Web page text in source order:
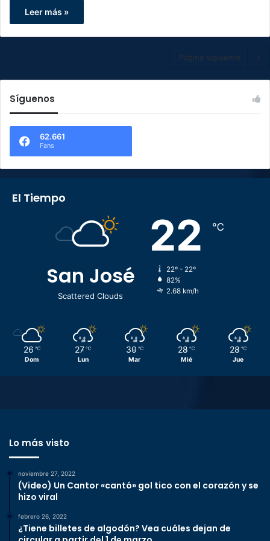
Leer más »
Página siguiente
Síguenos
62.661
Fans
El Tiempo
San José
Scattered Clouds
22 ℃
22º - 22º
82%
2.68 km/h
26 ℃
Dom
27 ℃
Lun
30 ℃
Mar
28 ℃
Mié
28 ℃
Jue
Lo más visto
noviembre 27, 2022
(Video) Un Cantor «cantó» gol tico con el corazón y se
hizo viral
febrero 26, 2022
¿Tiene billetes de algodón? Vea cuáles dejan de